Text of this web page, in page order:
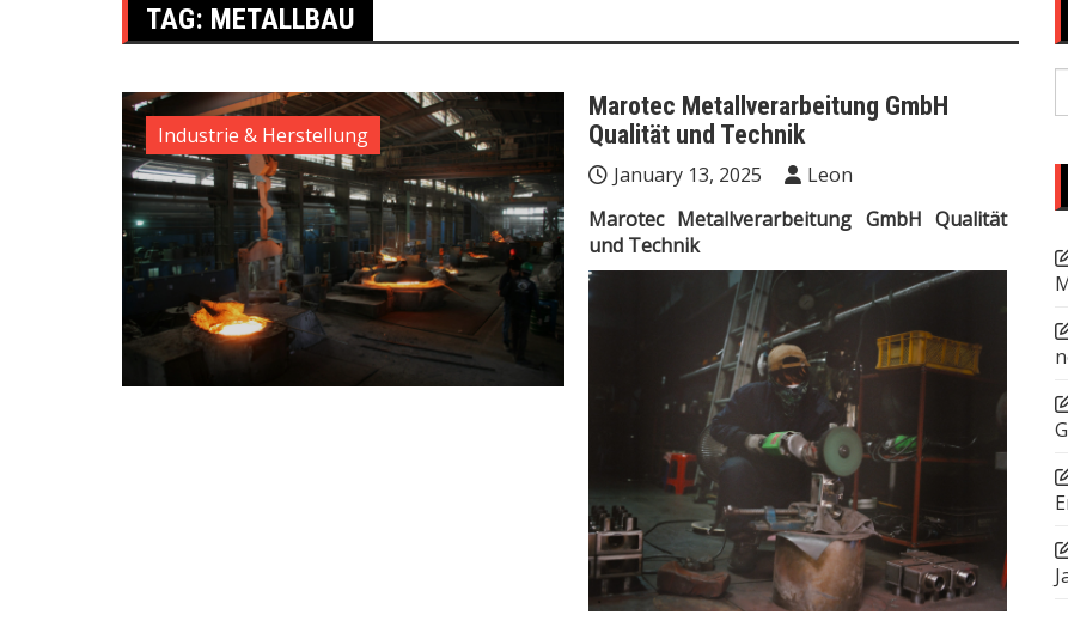
TAG: METALLBAU
Industrie & Herstellung
Marotec Metallverarbeitung GmbH
Qualität und Technik
January 13, 2025
Leon
Marotec Metallverarbeitung GmbH Qualität
und Technik